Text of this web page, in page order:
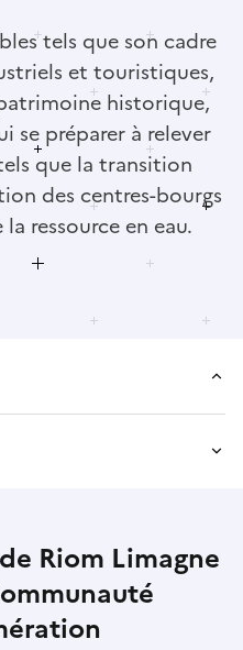
tels que son cadre
et touristiques,
historique,
se préparer à relever
que la transition
des centres-bourgs
ressource en eau.
Riom Limagne